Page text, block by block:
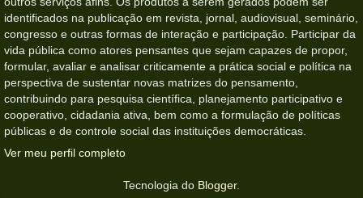
identificados na publicação em revista, jornal, audiovisual, seminário,
congresso e outras formas de interação e participação. Participar da
vida pública como atores pensantes que sejam capazes de propor,
formular, avaliar e analisar criticamente a prática social e política na
perspectiva de sustentar novas matrizes do pensamento,
contribuindo para pesquisa científica, planejamento participativo e
cooperativo, cidadania ativa, bem como a formulação de políticas
públicas e de controle social das instituições democráticas.
Ver meu perfil completo
Tecnologia do Blogger.